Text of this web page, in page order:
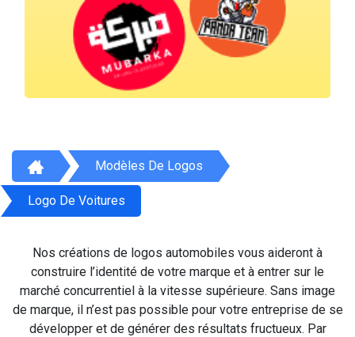
Modèles De Logos
Logo De Voitures
Nos créations de logos automobiles vous aideront à
construire l’identité de votre marque et à entrer sur le
marché concurrentiel à la vitesse supérieure. Sans image
de marque, il n’est pas possible pour votre entreprise de se
développer et de générer des résultats fructueux. Par